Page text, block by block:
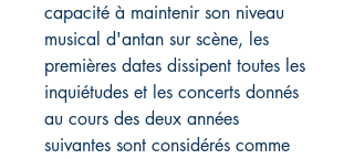
capacité à maintenir son niveau
musical d'antan sur scène, les
premières dates dissipent toutes les
inquiétudes et les concerts donnés
au cours des deux années
suivantes sont considérés comme